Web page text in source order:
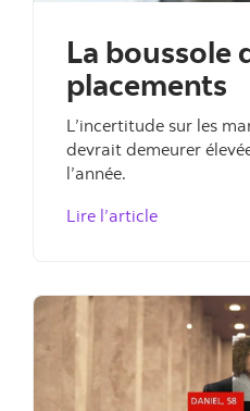
La boussole
placements
L’incertitude sur les
devrait demeurer
l’année.
Lire l’article, La